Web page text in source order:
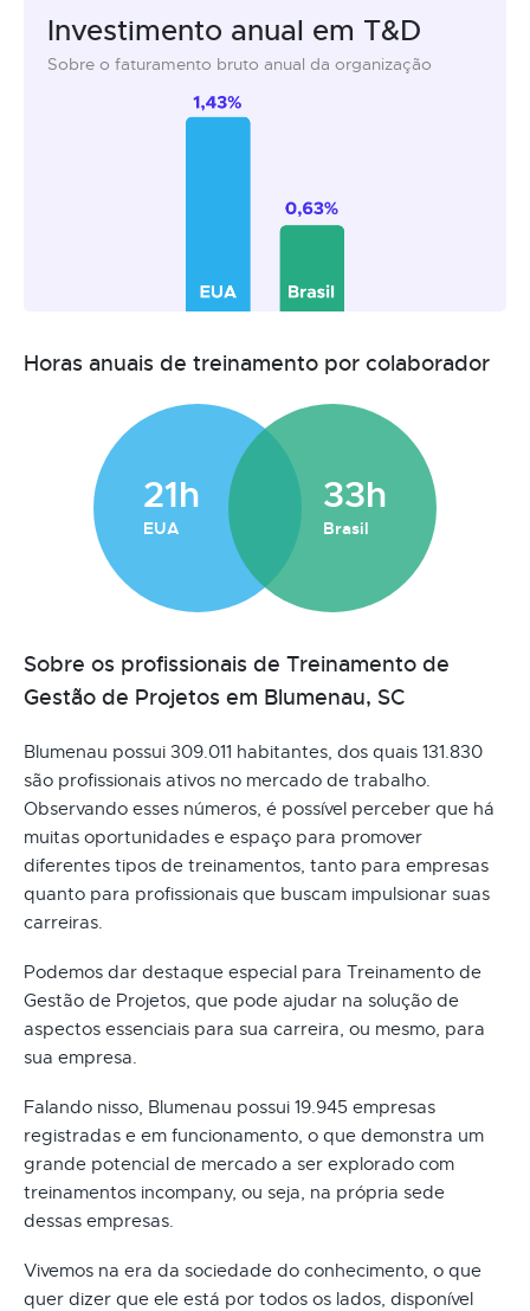
Investimento anual em T&D
Sobre o faturamento bruto anual da organização
Horas anuais de treinamento por colaborador
21h
EUA
33h
Brasil
Sobre os profissionais de Treinamento de
Gestão de Projetos em Blumenau, SC
Blumenau possui 309.011 habitantes, dos quais 131.830
são profissionais ativos no mercado de trabalho.
Observando esses números, é possível perceber que há
muitas oportunidades e espaço para promover
diferentes tipos de treinamentos, tanto para empresas
quanto para profissionais que buscam impulsionar suas
carreiras.
Podemos dar destaque especial para Treinamento de
Gestão de Projetos, que pode ajudar na solução de
aspectos essenciais para sua carreira, ou mesmo, para
sua empresa.
Falando nisso, Blumenau possui 19.945 empresas
registradas e em funcionamento, o que demonstra um
grande potencial de mercado a ser explorado com
treinamentos incompany, ou seja, na própria sede
dessas empresas.
Vivemos na era da sociedade do conhecimento, o que
quer dizer que ele está por todos os lados, disponível